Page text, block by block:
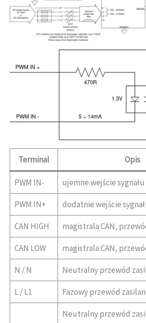
Terminal Opis
PWM IN- ujemne wejście sygnału
PWM IN+ dodatnie wejście
CAN HIGH magistrala CAN,
CAN LOW magistrala CAN,
N / N Neutralny przewód
L / L1 Fazowy przewód
Neutralny przewód